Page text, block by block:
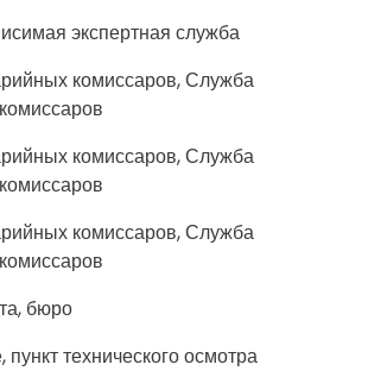
экспертная служба
комиссаров, Служба
комиссаров, Служба
комиссаров, Служба
бюро
технического осмотра